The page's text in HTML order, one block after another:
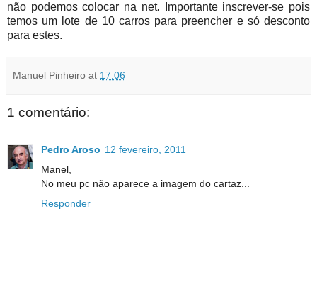
não podemos colocar na net. Importante inscrever-se pois
temos um lote de 10 carros para preencher e só desconto
para estes.
Manuel Pinheiro at 17:06
1 comentário:
Pedro Aroso 12 fevereiro, 2011
Manel,
No meu pc não aparece a imagem do cartaz...
Responder